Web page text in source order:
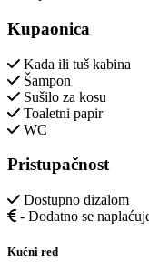
Kupaonica
Kada ili tuš kabina
Šampon
Sušilo za kosu
Toaletni papir
WC
Pristupačnost
Dostupno dizalom
- Dodatno se
Kućni red